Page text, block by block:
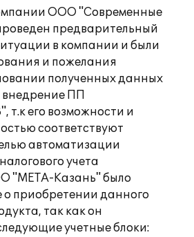
ООО "Современные
предварительный
в компании и были
и пожелания
полученных данных
ПП
т.к его возможности и
соответствуют
автоматизации
учета
"МЕТА-Казань" было
приобретении данного
так как он
учетные блоки: